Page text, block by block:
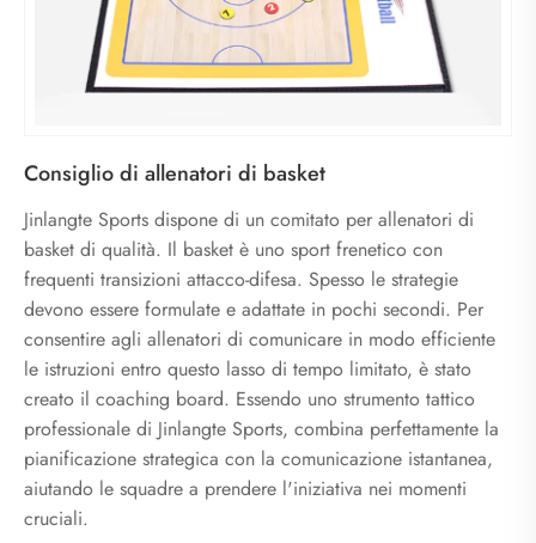
Consiglio di allenatori di basket
Jinlangte Sports dispone di un comitato per allenatori di
basket di qualità. Il basket è uno sport frenetico con
frequenti transizioni attacco-difesa. Spesso le strategie
devono essere formulate e adattate in pochi secondi. Per
consentire agli allenatori di comunicare in modo efficiente
le istruzioni entro questo lasso di tempo limitato, è stato
creato il coaching board. Essendo uno strumento tattico
professionale di Jinlangte Sports, combina perfettamente la
pianificazione strategica con la comunicazione istantanea,
aiutando le squadre a prendere l'iniziativa nei momenti
cruciali.